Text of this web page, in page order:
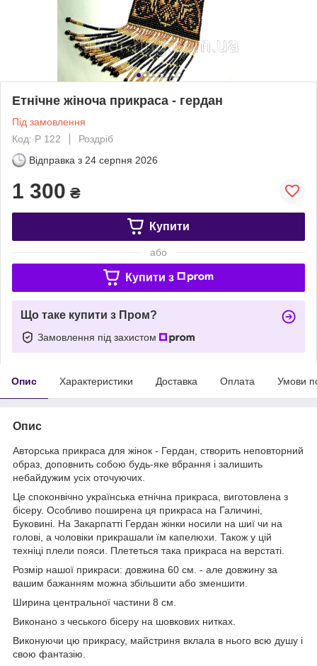
Етнічне жіноча прикраса - гердан
Під замовлення
Код: Р 122
Роздріб
Відправка з 24 серпня 2026
1 300 ₴
Купити
або
Купити з
Що таке купити з Пром?
Замовлення під захистом
Опис Характеристики Доставка Оплата Умови
Опис
Авторська прикраса для жінок - Гердан, створить неповторний
образ, доповнить собою будь-яке вбрання і залишить
небайдужим усіх оточуючих.
Це споконвічно українська етнічна прикраса, виготовлена ​​з
бісеру. Особливо поширена ця прикраса на Галичині,
Буковині. На Закарпатті Гердан жінки носили на шиї чи на
голові, а чоловіки прикрашали їм капелюхи. Також у цій
техніці плели пояси. Плететься така прикраса на верстаті.
Розмір нашої прикраси: довжина 60 см. - але довжину за
вашим бажанням можна збільшити або зменшити.
Ширина центральної частини 8 см.
Виконано з чеського бісеру на шовкових нитках.
Виконуючи цю прикрасу, майстриня вклала в нього всю душу і
свою фантазію.